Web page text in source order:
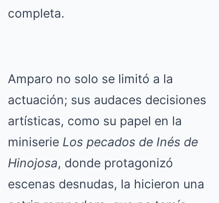
completa.
Amparo no solo se limitó a la
actuación; sus audaces decisiones
artísticas, como su papel en la
miniserie Los pecados de Inés de
Hinojosa, donde protagonizó
escenas desnudas, la hicieron una